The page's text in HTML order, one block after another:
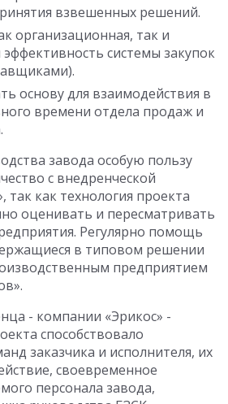
взвешенных решений.
организационная, так и
системы закупок
основу для взаимодействия в
времени отдела продаж и
завода особую пользу
с внедренческой
так как технология проекта
оценивать и пересматривать
Регулярно помощь
в типовом решении
предприятием
- компании «Эрикос» -
способствовало
заказчика и исполнителя, их
своевременное
персонала завода,